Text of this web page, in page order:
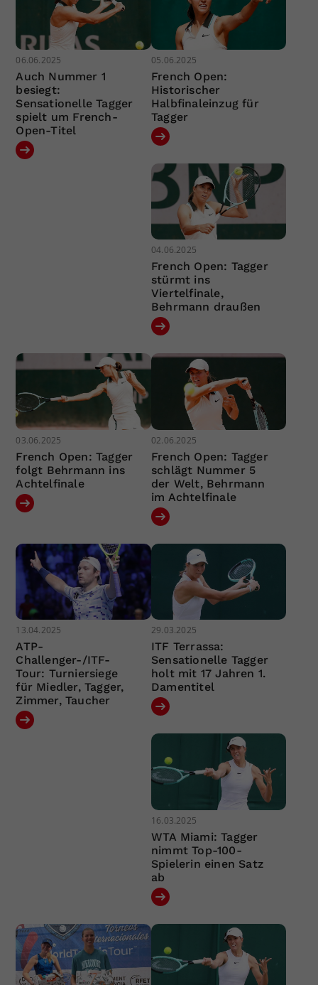
06.06.2025
Auch Nummer 1
besiegt:
Sensationelle Tagger
spielt um French-
Open-Titel
05.06.2025
French Open:
Historischer
Halbfinaleinzug für
Tagger
04.06.2025
French Open: Tagger
stürmt ins
Viertelfinale,
Behrmann draußen
03.06.2025
French Open: Tagger
folgt Behrmann ins
Achtelfinale
02.06.2025
French Open: Tagger
schlägt Nummer 5
der Welt, Behrmann
im Achtelfinale
13.04.2025
ATP-
Challenger-/ITF-
Tour: Turniersiege
für Miedler, Tagger,
Zimmer, Taucher
29.03.2025
ITF Terrassa:
Sensationelle Tagger
holt mit 17 Jahren 1.
Damentitel
16.03.2025
WTA Miami: Tagger
nimmt Top-100-
Spielerin einen Satz
ab